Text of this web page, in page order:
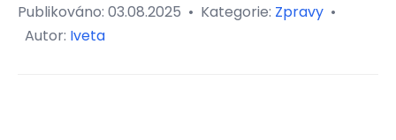
Publikováno: 03.08.2025 • Kategorie: Zpravy •
Autor: Iveta